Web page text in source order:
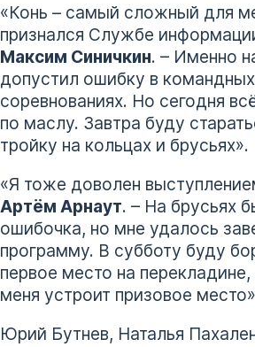
«Конь – самый сложный для
признался Службе
Максим Синичкин. – Именно
допустил ошибку в командных
соревнованиях. Но сегодня
по маслу. Завтра буду
тройку на кольцах и брусьях».
«Я тоже доволен
Артём Арнаут. – На брусьях
ошибочка, но мне удалось
программу. В субботу буду
первое место на
меня устроит призовое
Юрий Бутнев, Наталья